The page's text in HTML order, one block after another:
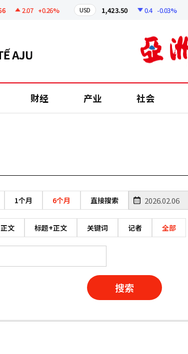
2.07 +0.26% USD 1,423.50 0.4 -0.03%
财经 产业 社会
1个月 6个月 直接搜索
正文 标题+正文 关键词 记者 全部
搜索